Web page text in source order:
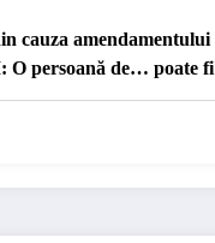
cauza amendamentului
O persoană de… poate fi